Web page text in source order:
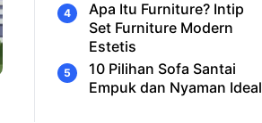
Apa Itu Furniture? Intip
Set Furniture Modern
Estetis
10 Pilihan Sofa Santai
Empuk dan Nyaman Ideal